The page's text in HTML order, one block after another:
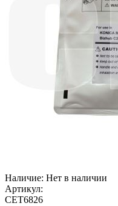
Наличие: Нет в наличии
Артикул:
CET6826